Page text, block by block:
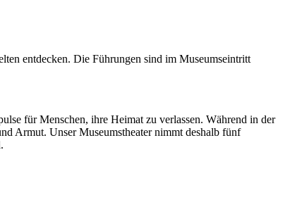
entdecken. Die Führungen sind im Museumseintritt
für Menschen, ihre Heimat zu verlassen. Während in der
Armut. Unser Museumstheater nimmt deshalb fünf